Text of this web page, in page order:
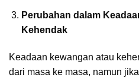
Perubahan dalam
Kehendak
Keadaan kewangan atau
dari masa ke masa, namun